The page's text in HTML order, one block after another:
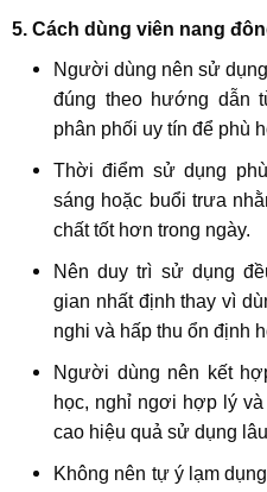
5. Cách dùng viên nang
Người dùng nên sử
đúng theo hướng dẫn
phân phối uy tín để phù
Thời điểm sử dụng
sáng hoặc buổi trưa
chất tốt hơn trong ngày.
Nên duy trì sử dụng
gian nhất định thay vì
nghi và hấp thu ổn định
Người dùng nên kết
học, nghỉ ngơi hợp lý
cao hiệu quả sử dụng
Không nên tự ý lạm